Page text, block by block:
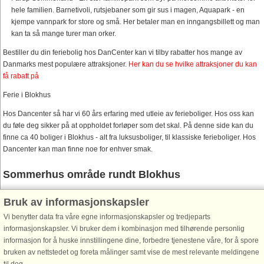
hele familien. Barnetivoli, rutsjebaner som gir sus i magen, Aquapark - en
kjempe vannpark for store og små. Her betaler man en inngangsbillett og man
kan ta så mange turer man orker.
Bestiller du din feriebolig hos DanCenter kan vi tilby rabatter hos mange av
Danmarks mest populære attraksjoner. Her kan du se hvilke attraksjoner du kan
få rabatt på
Ferie i Blokhus
Hos Dancenter så har vi 60 års erfaring med utleie av ferieboliger. Hos oss kan
du føle deg sikker på at oppholdet forløper som det skal. På denne side kan du
finne ca 40 boliger i Blokhus - alt fra luksusboliger, til klassiske ferieboliger. Hos
Dancenter kan man finne noe for enhver smak.
Sommerhus område rundt Blokhus
en feriebolig. Lei ett hus iLøkken
ellerTranum Strand. Se ogsåSommerhus ved Jammerbugten.
Hold ferie med Danland Feriesenter i Blokhus.
Bruk av informasjonskapsler
Vi benytter data fra våre egne informasjonskapsler og tredjeparts
informasjonskapsler. Vi bruker dem i kombinasjon med tilhørende personlig
informasjon for å huske innstillingene dine, forbedre tjenestene våre, for å spore
bruken av nettstedet og foreta målinger samt vise de mest relevante meldingene